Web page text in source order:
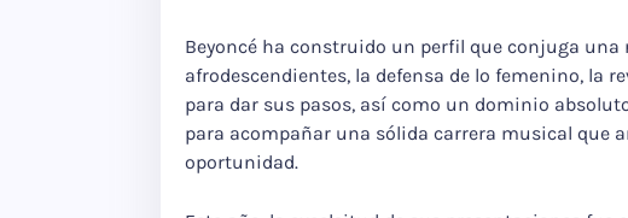
Beyoncé ha construido un perfil que conjuga
afrodescendientes, la defensa de lo femenino, la
para dar sus pasos, así como un dominio
para acompañar una sólida carrera musical que
oportunidad.